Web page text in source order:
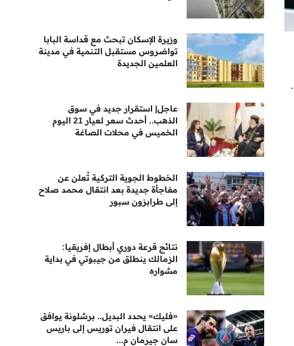
وزيرة الإسكان تبحث مع قداسة البابا
تواضروس مستقبل التنمية في مدينة
العلمين الجديدة
عاجل| استقرار جديد في سوق
الذهب.. أحدث سعر لعيار 21 اليوم
الخميس في محلات الصاغة
الخطوط الجوية التركية تُعلن عن
مفاجأة جديدة بعد انتقال محمد صلاح
إلى طرابزون سبور
نتائج قرعة دوري أبطال إفريقيا:
الزمالك ينطلق من جيبوتي في بداية
مشواره
«فليك» يحدد البديل.. برشلونة يوافق
على انتقال فيران توريس إلى باريس
سان جيرمان م...